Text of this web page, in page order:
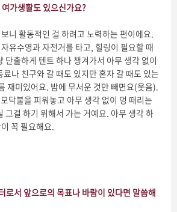
가생활도 있으신가요?
니 활동적인 걸 하려고 노력하는 편이에요.
유수영과 자전거를 타고, 힐링이 필요할 때
단출하게 텐트 하나 챙겨가서 아무 생각 없이
나 친구와 갈 때도 있지만 혼자 갈 때도 있는
재미있어요. 밤에 무서운 것만 빼면요(웃음).
닥불을 피워놓고 아무 생각 없이 멍 때리는
그걸 하기 위해서 가는 거예요. 아무 생각 하
꼭 필요해요.
로서 앞으로의 목표나 바람이 있다면 말씀해